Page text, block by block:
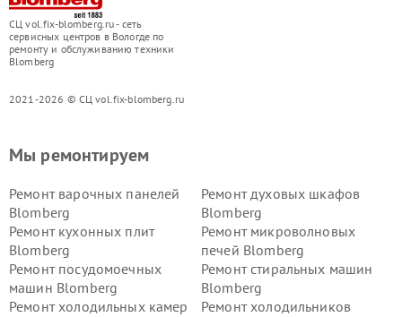
СЦ vol.fix-blomberg.ru - сеть
сервисных центров в Вологде по
ремонту и обслуживанию техники
Blomberg
2021-2026 © СЦ vol.fix-blomberg.ru
Мы ремонтируем
Ремонт варочных панелей
Blomberg
Ремонт духовых шкафов
Blomberg
Ремонт кухонных плит
Blomberg
Ремонт микроволновых
печей Blomberg
Ремонт посудомоечных
машин Blomberg
Ремонт стиральных машин
Blomberg
Ремонт холодильных камер
Ремонт холодильников